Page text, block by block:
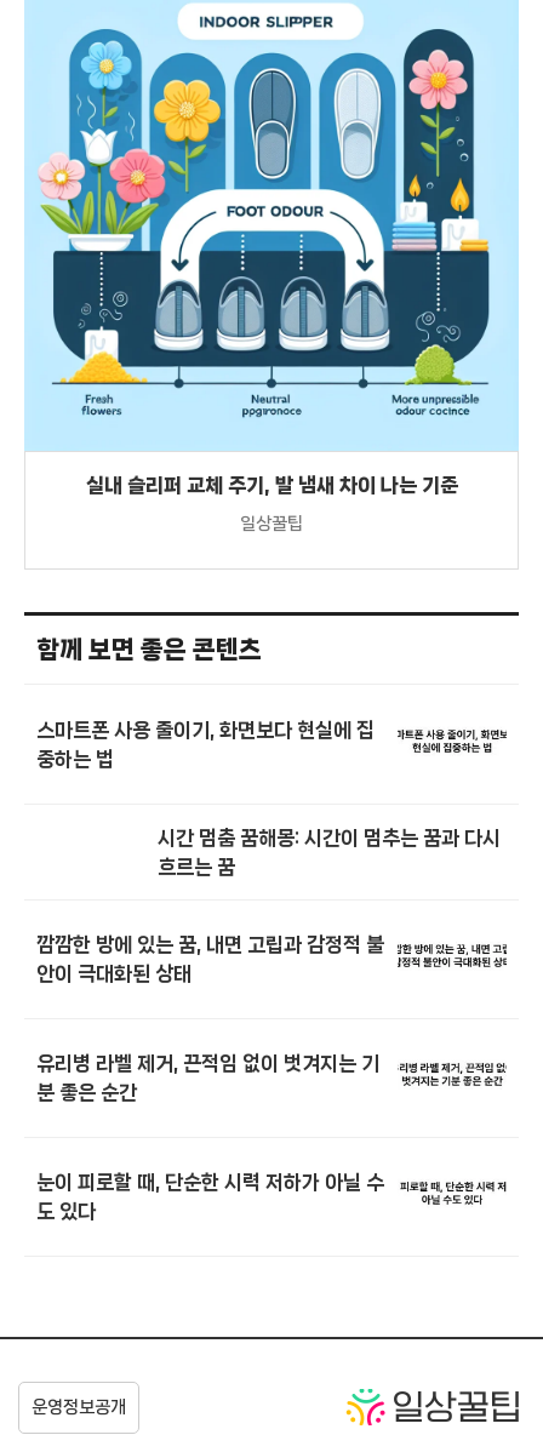
실내 슬리퍼 교체 주기, 발 냄새 차이 나는 기준
일상꿀팁
함께 보면 좋은 콘텐츠
스마트폰 사용 줄이기, 화면보다 현실에 집
중하는 법
시간 멈춤 꿈해몽: 시간이 멈추는 꿈과 다시
흐르는 꿈
깜깜한 방에 있는 꿈, 내면 고립과 감정적 불
안이 극대화된 상태
유리병 라벨 제거, 끈적임 없이 벗겨지는 기
분 좋은 순간
눈이 피로할 때, 단순한 시력 저하가 아닐 수
도 있다